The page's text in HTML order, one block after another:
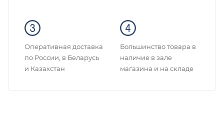
Оперативная доставка
по России, в Беларусь
и Казахстан
Большинство товара в
наличие в зале
магазина и на складе